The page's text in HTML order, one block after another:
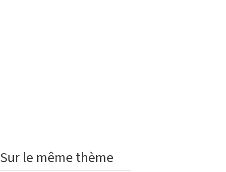
Sur le même thème